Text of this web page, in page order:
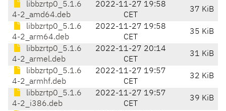
libbzrtp0_5.1.6
4-2_amd64.deb
2022-11-27 19:58
CET
37 KiB
libbzrtp0_5.1.6
4-2_arm64.deb
2022-11-27 19:58
CET
35 KiB
libbzrtp0_5.1.6
4-2_armel.deb
2022-11-27 20:14
CET
31 KiB
libbzrtp0_5.1.6
4-2_armhf.deb
2022-11-27 19:57
CET
32 KiB
libbzrtp0_5.1.6
4-2_i386.deb
2022-11-27 19:57
CET
39 KiB